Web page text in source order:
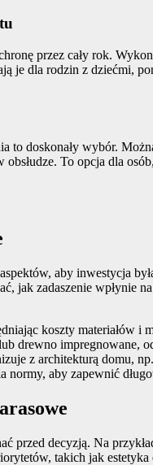
przez cały rok.
je dla rodzin z dziećmi,
to doskonały wybór.
To opcja dla
aby inwestycja
jak zadaszenie wpłynie
koszty materiałów i
drewno impregnowane,
z architekturą domu,
aby zapewnić
przed decyzją. Na
takich jak